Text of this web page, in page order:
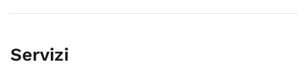
Servizi